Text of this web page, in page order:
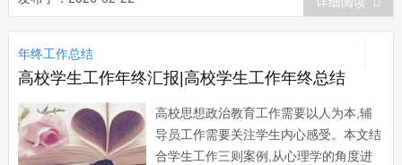
任让我有机会加入新海这个大家庭里，在
这近一年的时间里，我有很多做得不好的
地方，也很多以前没有接触过的工作内
容，...
年终工作总结
高校学生工作年终汇报|高校学生工作年终总结
高校思想政治教育工作需要以人为本,辅
导员工作需要关注学生内心感受。本文结
合学生工作三则案例,从心理学的角度进